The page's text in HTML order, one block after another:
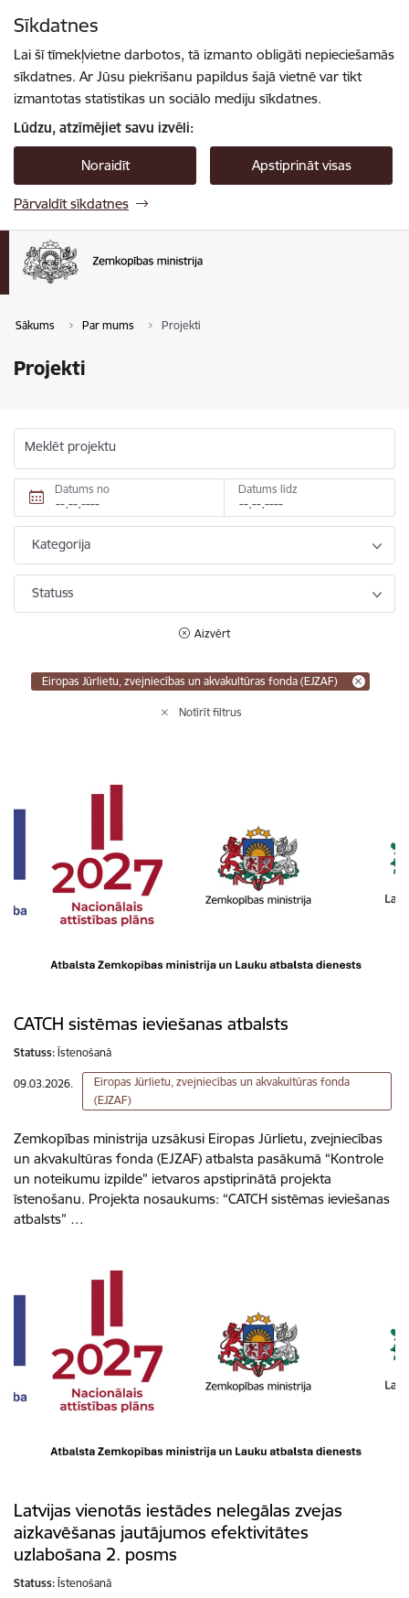
Sīkdatnes
Lai šī tīmekļvietne darbotos, tā izmanto obligāti nepieciešamās
sīkdatnes. Ar Jūsu piekrišanu papildus šajā vietnē var tikt
izmantotas statistikas un sociālo mediju sīkdatnes.
Lūdzu, atzīmējiet savu izvēli:
Noraidīt Apstiprināt visas
Pārvaldīt sīkdatnes
Sākums Par mums Projekti
Projekti
Meklēt projektu
Datums no Datums līdz
Kategorija
Statuss
Aizvērt
Eiropas Jūrlietu, zvejniecības un akvakultūras fonda (EJZAF)
Notīrīt filtrus
CATCH sistēmas ieviešanas atbalsts
Statuss: Īstenošanā
09.03.2026.
Eiropas Jūrlietu, zvejniecības un akvakultūras fonda
(EJZAF)
Zemkopības ministrija uzsākusi Eiropas Jūrlietu, zvejniecības
un akvakultūras fonda (EJZAF) atbalsta pasākumā “Kontrole
un noteikumu izpilde” ietvaros apstiprinātā projekta
īstenošanu. Projekta nosaukums: “CATCH sistēmas ieviešanas
atbalsts” …
Latvijas vienotās iestādes nelegālas zvejas
aizkavēšanas jautājumos efektivitātes
uzlabošana 2. posms
Statuss: Īstenošanā